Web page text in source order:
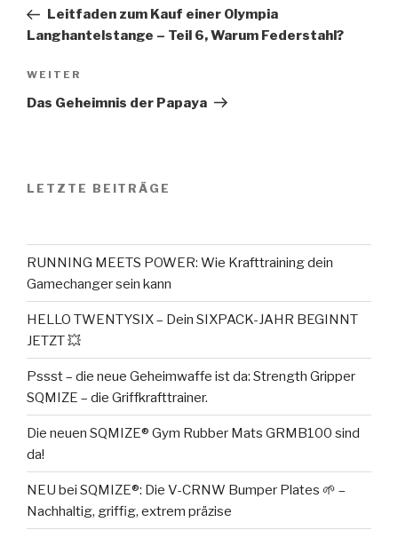
Beitrag
Leitfaden zum Kauf einer Olympia
Langhantelstange – Teil 6, Warum Federstahl?
Nächster
Beitrag
WEITER
Das Geheimnis der Papaya
LETZTE BEITRÄGE
RUNNING MEETS POWER: Wie Krafttraining dein
Gamechanger sein kann
HELLO TWENTYSIX – Dein SIXPACK-JAHR BEGINNT
JETZT 💥
Pssst – die neue Geheimwaffe ist da: Strength Gripper
SQMIZE – die Griffkrafttrainer.
Die neuen SQMIZE® Gym Rubber Mats GRMB100 sind
da!
NEU bei SQMIZE®: Die V-CRNW Bumper Plates 🌱 –
Nachhaltig, griffig, extrem präzise